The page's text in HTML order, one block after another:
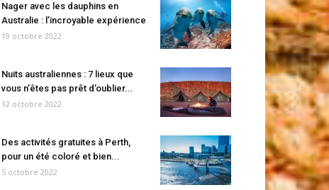
Nager avec les dauphins en
Australie : l’incroyable expérience
19 octobre 2022
Nuits australiennes : 7 lieux que
vous n’êtes pas prêt d’oublier...
12 octobre 2022
Des activités gratuites à Perth,
pour un été coloré et bien...
5 octobre 2022